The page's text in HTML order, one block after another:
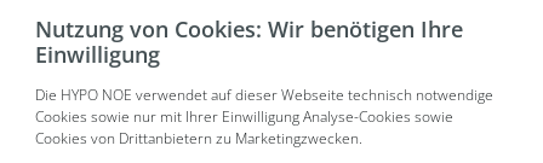
Nutzung von Cookies: Wir benötigen Ihre
Einwilligung
Die HYPO NOE verwendet auf dieser Webseite technisch notwendige
Cookies sowie nur mit Ihrer Einwilligung Analyse-Cookies sowie
Cookies von Drittanbietern zu Marketingzwecken.